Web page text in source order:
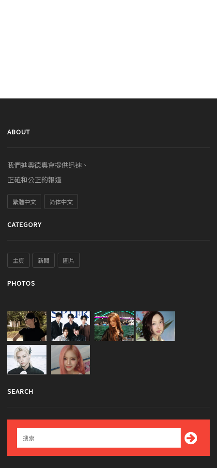
ABOUT
我們迪奧德奧會提供迅速、
正確和公正的報道
繁體中文 简体中文
CATEGORY
主頁 新聞 圖片
PHOTOS
SEARCH